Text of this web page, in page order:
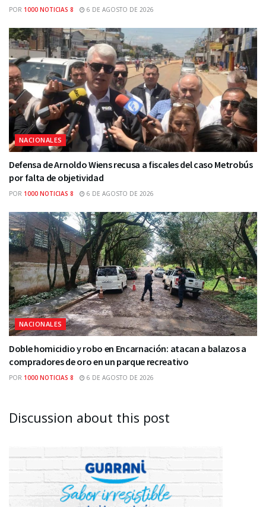
POR 1000 NOTICIAS 8 6 DE AGOSTO DE 2026
NACIONALES
Defensa de Arnoldo Wiens recusa a fiscales del caso Metrobús
por falta de objetividad
POR 1000 NOTICIAS 8 6 DE AGOSTO DE 2026
NACIONALES
Doble homicidio y robo en Encarnación: atacan a balazos a
compradores de oro en un parque recreativo
POR 1000 NOTICIAS 8 6 DE AGOSTO DE 2026
Discussion about this post